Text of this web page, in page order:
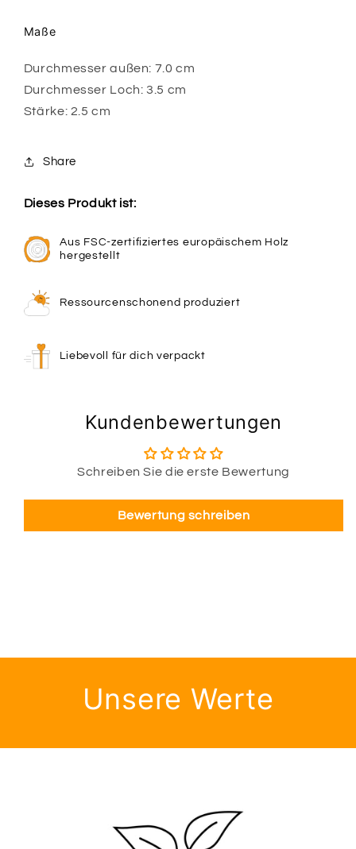
Maße
Durchmesser außen: 7.0 cm
Durchmesser Loch: 3.5 cm
Stärke: 2.5 cm
Share
Dieses Produkt ist:
Aus FSC-zertifiziertes europäischem Holz
hergestellt
Ressourcenschonend produziert
Liebevoll für dich verpackt
Kundenbewertungen
Schreiben Sie die erste Bewertung
Bewertung schreiben
Unsere Werte